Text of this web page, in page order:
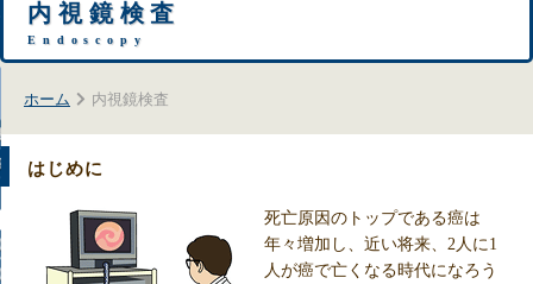
検査
鏡検査
ぼじ）
なじ）
内視鏡検査
Endoscopy
ホーム 内視鏡検査
はじめに
死亡原因のトップである癌は
年々増加し、近い将来、2人に1
人が癌で亡くなる時代になろう